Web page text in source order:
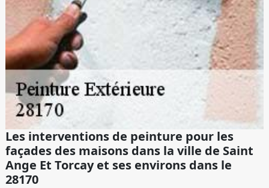
Les interventions de peinture pour les
façades des maisons dans la ville de Saint
Ange Et Torcay et ses environs dans le
28170